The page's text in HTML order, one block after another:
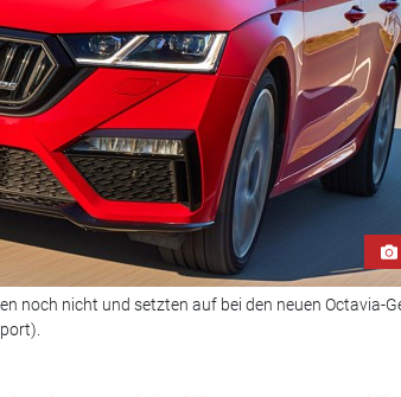
noch nicht und setzten auf bei den neuen Octavia-